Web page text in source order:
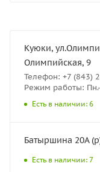
Куюки,
Олимпийская, 9
Телефон: +7 (843)
Режим работы:
Есть в наличии: 6
Батыршина 20А
Есть в наличии: 7